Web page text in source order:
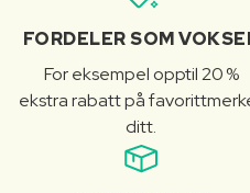
FORDELER SOM
For eksempel opptil 20 %
ekstra rabatt på
ditt.